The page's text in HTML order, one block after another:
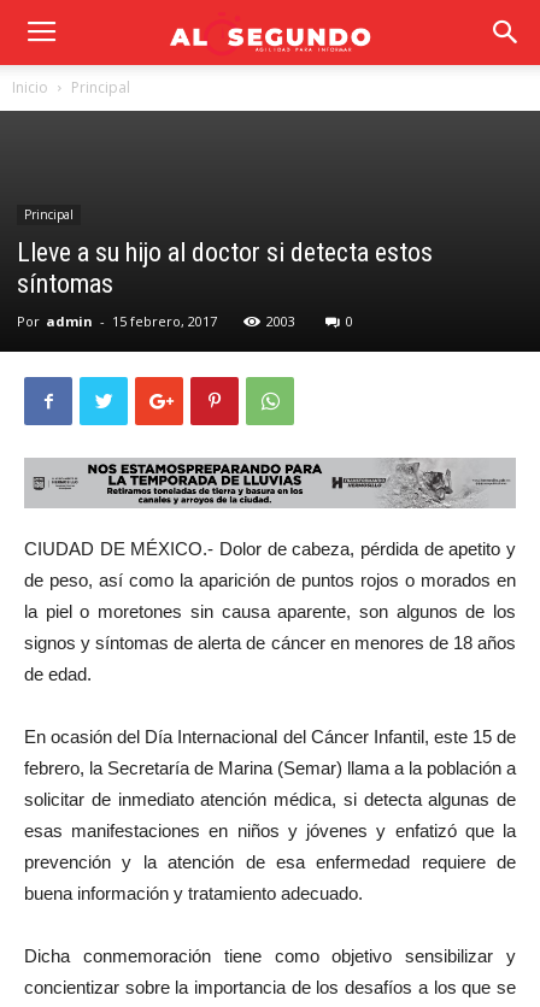
Inicio Principal
Principal
Lleve a su hijo al doctor si detecta estos
síntomas
Por admin - 15 febrero, 2017 2003 0
CIUDAD DE MÉXICO.- Dolor de cabeza, pérdida de apetito y
de peso, así como la aparición de puntos rojos o morados en
la piel o moretones sin causa aparente, son algunos de los
signos y síntomas de alerta de cáncer en menores de 18 años
de edad.
En ocasión del Día Internacional del Cáncer Infantil, este 15 de
febrero, la Secretaría de Marina (Semar) llama a la población a
solicitar de inmediato atención médica, si detecta algunas de
esas manifestaciones en niños y jóvenes y enfatizó que la
prevención y la atención de esa enfermedad requiere de
buena información y tratamiento adecuado.
Dicha conmemoración tiene como objetivo sensibilizar y
concientizar sobre la importancia de los desafíos a los que se